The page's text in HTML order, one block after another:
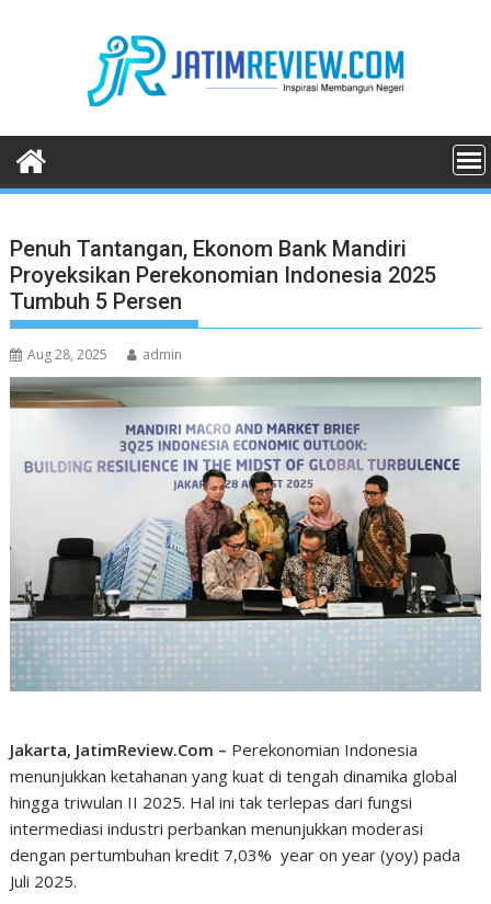
Penuh Tantangan, Ekonom Bank Mandiri
Proyeksikan Perekonomian Indonesia 2025
Tumbuh 5 Persen
Aug 28, 2025 admin
Jakarta, JatimReview.Com – Perekonomian Indonesia
menunjukkan ketahanan yang kuat di tengah dinamika global
hingga triwulan II 2025. Hal ini tak terlepas dari fungsi
intermediasi industri perbankan menunjukkan moderasi
dengan pertumbuhan kredit 7,03% year on year (yoy) pada
Juli 2025.